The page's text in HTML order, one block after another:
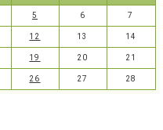
5 6 7
12 13 14
19 20 21
26 27 28